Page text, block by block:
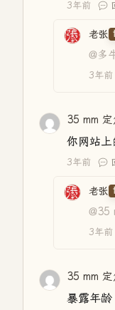
3年前
老张
@多
3年前
35 mm
你网站上
3年前
老张
@35
3年前
35 mm
暴露年龄